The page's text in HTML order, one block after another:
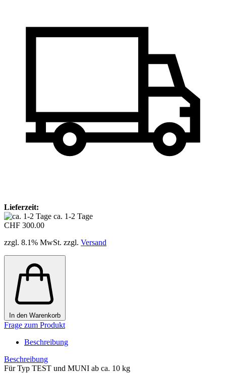
Lieferzeit:
ca. 1-2 Tage
CHF 300.00
zzgl. 8.1% MwSt. zzgl. Versand
In den Warenkorb
Frage zum Produkt
Beschreibung
Beschreibung
Für Typ TEST und MUNI ab ca. 10 kg